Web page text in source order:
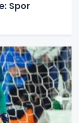
Spor